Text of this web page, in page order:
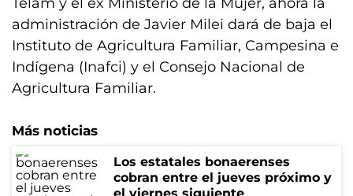
administración de Javier Milei dará de baja el
Instituto de Agricultura Familiar, Campesina e
Indígena (Inafci) y el Consejo Nacional de
Agricultura Familiar.
Más noticias
Los estatales bonaerenses
cobran entre el jueves próximo y